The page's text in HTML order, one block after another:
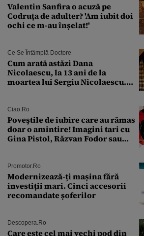
Valentin Sanfira o acuză pe
Codruța de adulter? 'Am iubit doi
ochi ce m-au înșelat!'
Ce Se Întâmplă Doctore
Cum arată astăzi Dana
Nicolaescu, la 13 ani de la
moartea lui Sergiu Nicolaescu.
Ciao.ro
Poveştile de iubire care au rămas
doar o amintire! Imagini tari cu
Gina Pistol, Răzvan Fodor sau
Promotor.ro
Modernizează-ți mașina fără
investiții mari. Cinci accesorii
recomandate șoferilor
Descopera.ro
Care este cel mai vechi pod din